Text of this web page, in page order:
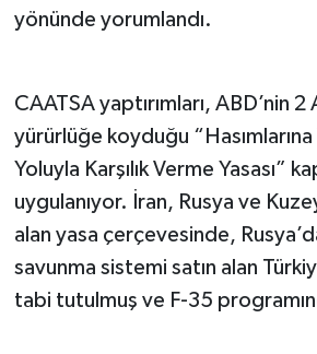
yönünde yorumlandı.
CAATSA yaptırımları, ABD’nin
yürürlüğe koyduğu “Hasımlarına
Yoluyla Karşılık Verme Yasası”
uygulanıyor. İran, Rusya ve
alan yasa çerçevesinde,
savunma sistemi satın alan
tabi tutulmuş ve F-35